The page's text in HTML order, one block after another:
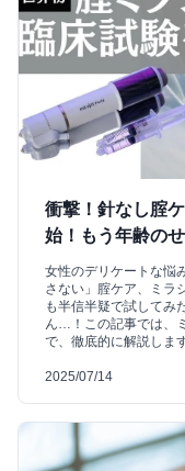
衝撃！針なし腟
始！もう年齢の
女性のデリケートな悩
さない」腟ケア、ミラ
も半信半疑で試してみ
ん…！この記事では、
で、徹底的に解説します
2025/07/14